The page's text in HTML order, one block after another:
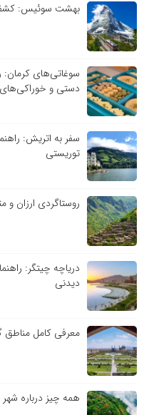
بهشت سوئیس: کشف ۱۰ مکان گردشگری و دیدنی
سوغاتی‌های کرمان:
دستی و
سفر به اتریش:
توریستی
روستاگردی ارزان و
دریاچه چیتگر:
دیدنی
معرفی کامل مناطق
همه چیز درباره